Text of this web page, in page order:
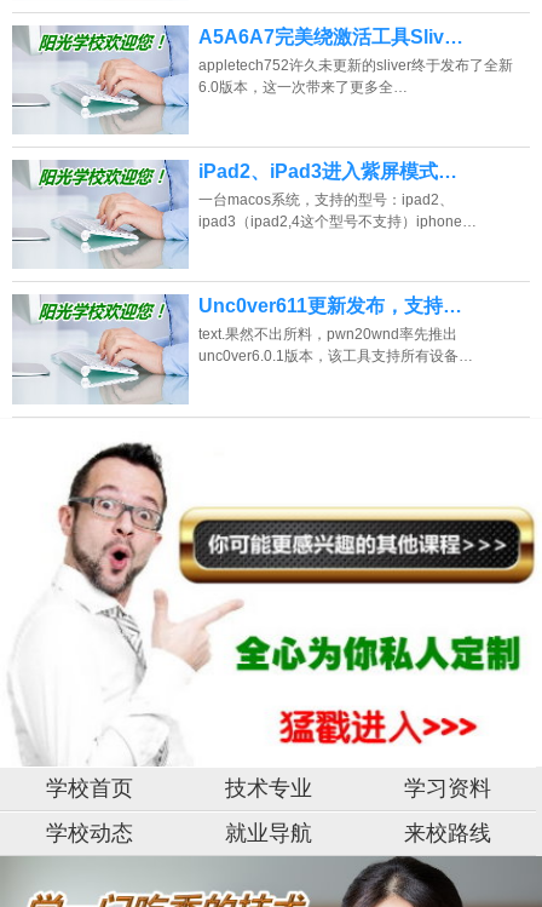
A5A6A7完美绕激活工具Sliv…
appletech752许久未更新的sliver终于发布了全新
6.0版本，这一次带来了更多全…
iPad2、iPad3进入紫屏模式…
一台macos系统，支持的型号：ipad2、
ipad3（ipad2,4这个型号不支持）iphone…
Unc0ver611更新发布，支持…
text.果然不出所料，pwn20wnd率先推出
unc0ver6.0.1版本，该工具支持所有设备…
学校首页 技术专业
学习资料
学校动态
就业导航 来校路线